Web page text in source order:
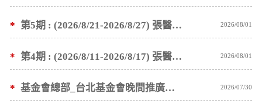
* 第5期 : (2026/8/21-2026/8/27) 張醫師親自培訓手法 廣州基礎班7 天錄取名單公告 2026/08/01
* 第4期 : (2026/8/11-2026/8/17) 張醫師親自培訓手法 廣州基礎班7 天錄取名單公告 2026/08/01
* 基金會總部_台北基金會晚間推廣暫停服務公告 2026/07/30